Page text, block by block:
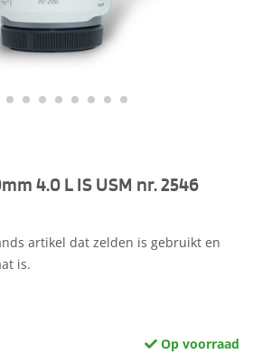
4.0 L IS USM nr. 2546
artikel dat zelden is gebruikt en
is.
Op voorraad